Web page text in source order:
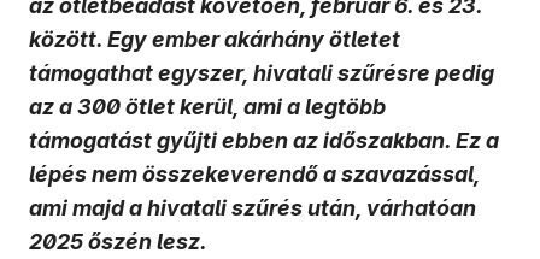
az ötletbeadást követően, február 6. és 23.
között. Egy ember akárhány ötletet
támogathat egyszer, hivatali szűrésre pedig
az a 300 ötlet kerül, ami a legtöbb
támogatást gyűjti ebben az időszakban. Ez a
lépés nem összekeverendő a szavazással,
ami majd a hivatali szűrés után, várhatóan
2025 őszén lesz.